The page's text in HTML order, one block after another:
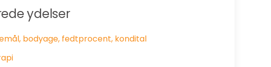
ydelser
bodyage, fedtprocent, kondital